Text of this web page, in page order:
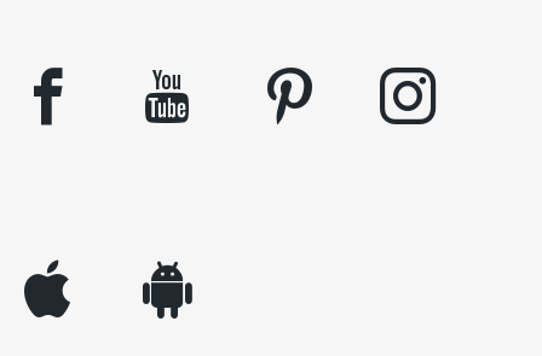
facebook youtube pinterest instagram
appleinc android